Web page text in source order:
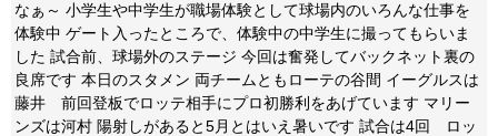
なぁ～ 小学生や中学生が職場体験として球場内のいろんな仕事を
体験中 ゲート入ったところで、体験中の中学生に撮ってもらいま
した 試合前、球場外のステージ 今回は奮発してバックネット裏の
良席です 本日のスタメン 両チームともローテの谷間 イーグルスは
藤井 前回登板でロッテ相手にプロ初勝利をあげています マリー
ンズは河村 陽射しがあると5月とはいえ暑いです 試合は4回 ロッ